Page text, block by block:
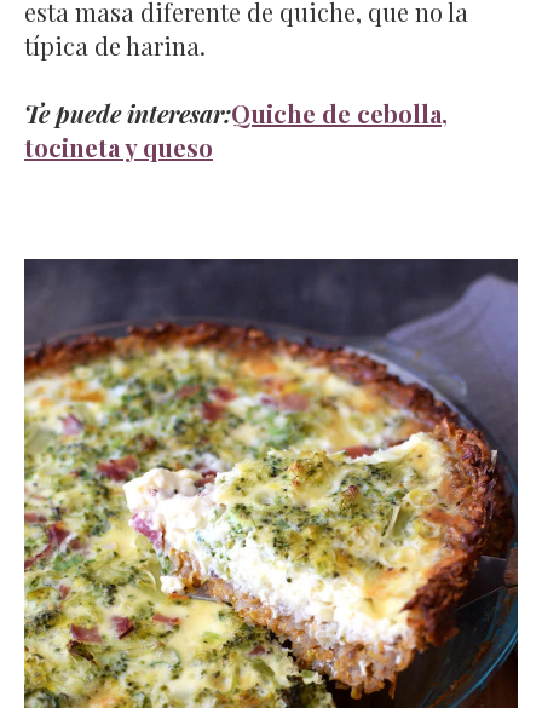
esta masa diferente de quiche, que no la
típica de harina.
Te puede interesar:Quiche de cebolla,
tocineta y queso